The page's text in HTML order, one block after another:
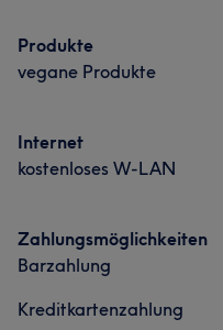
Produkte
vegane Produkte
Internet
kostenloses W-LAN
Zahlungsmöglichkeiten
Barzahlung
Kreditkartenzahlung